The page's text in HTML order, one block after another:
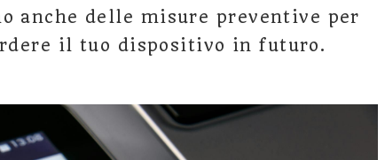
anche delle misure preventive per
il tuo dispositivo in futuro.